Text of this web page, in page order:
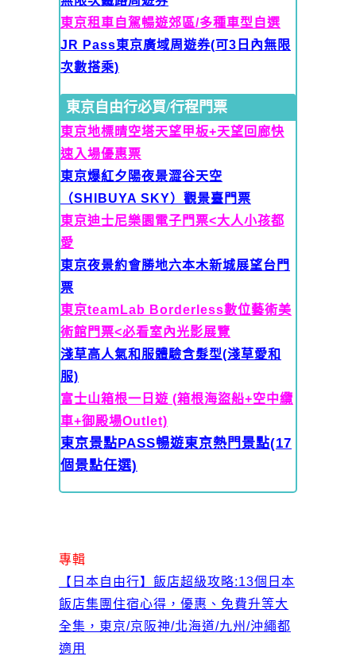
東京租車自駕暢遊郊區/多種車型自選
JR Pass東京廣域周遊券(可3日內無限
次數搭乘)
東京自由行必買/行程門票
東京地標晴空塔天望甲板+天望回廊快
速入場優惠票
東京爆紅夕陽夜景澀谷天空
（SHIBUYA SKY）觀景臺門票
東京迪士尼樂園電子門票<大人小孩都
愛
東京夜景約會勝地六本木新城展望台門
票
東京teamLab Borderless數位藝術美
術館門票<必看室內光影展覽
淺草高人氣和服體驗含髮型(淺草愛和
服)
富士山箱根一日遊 (箱根海盜船+空中纜
車+御殿場Outlet)
東京景點PASS暢遊東京熱門景點(17
個景點任選)
專輯
【日本自由行】飯店超級攻略:13個日本
飯店集團住宿心得，優惠、免費升等大
全集，東京/京阪神/北海道/九州/沖繩都
適用